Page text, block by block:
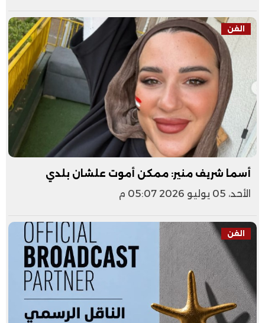
الفن
أسما شريف منير: ممكن أموت علشان بلدي
الأحد، 05 يوليو 2026 05:07 م
الفن